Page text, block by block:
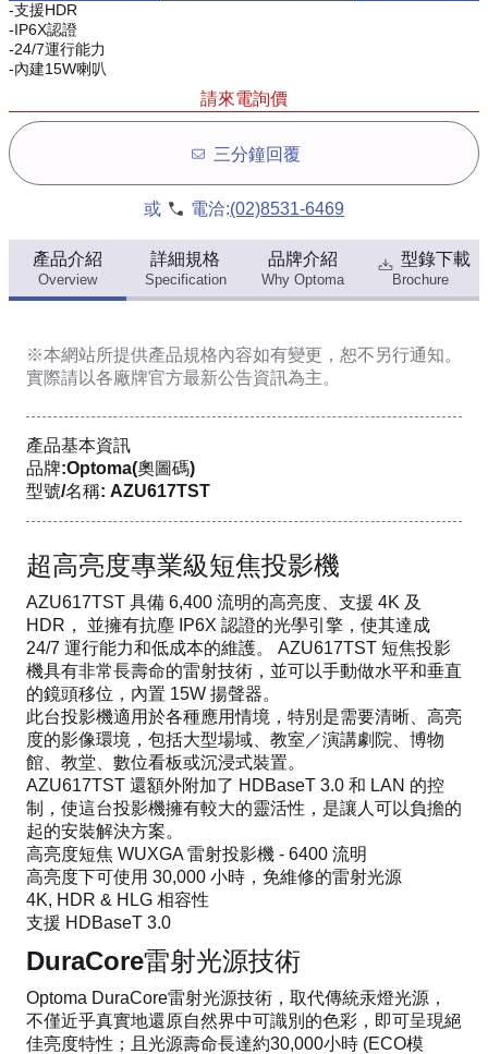
-支援HDR
-IP6X認證
-24/7運行能力
-內建15W喇叭
請來電詢價
三分鐘回覆
或 電洽:(02)8531-6469
產品介紹
Overview
詳細規格
Specification
品牌介紹
Why Optoma
型錄下載
Brochure
※本網站所提供產品規格內容如有變更，恕不另行通知。
實際請以各廠牌官方最新公告資訊為主。
產品基本資訊
品牌:Optoma(奧圖碼)
型號/名稱: AZU617TST
超高亮度專業級短焦投影機
AZU617TST 具備 6,400 流明的高亮度、支援 4K 及
HDR， 並擁有抗塵 IP6X 認證的光學引擎，使其達成
24/7 運行能力和低成本的維護。 AZU617TST 短焦投影
機具有非常長壽命的雷射技術，並可以手動做水平和垂直
的鏡頭移位，內置 15W 揚聲器。
此台投影機適用於各種應用情境，特別是需要清晰、高亮
度的影像環境，包括大型場域、教室／演講劇院、博物
館、教堂、數位看板或沉浸式裝置。
AZU617TST 還額外附加了 HDBaseT 3.0 和 LAN 的控
制，使這台投影機擁有較大的靈活性，是讓人可以負擔的
起的安裝解決方案。
高亮度短焦 WUXGA 雷射投影機 - 6400 流明
高亮度下可使用 30,000 小時，免維修的雷射光源
4K, HDR & HLG 相容性
支援 HDBaseT 3.0
DuraCore雷射光源技術
Optoma DuraCore雷射光源技術，取代傳統汞燈光源，
不僅近乎真實地還原自然界中可識別的色彩，即可呈現絕
佳亮度特性；且光源壽命長達約30,000小時 (ECO模